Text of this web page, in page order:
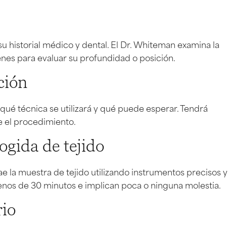
historial médico y dental. El Dr. Whiteman examina la
para evaluar su profundidad o posición.
técnica se utilizará y qué puede esperar. Tendrá
el procedimiento.
de tejido
la muestra de tejido utilizando instrumentos precisos y
de 30 minutos e implican poca o ninguna molestia.